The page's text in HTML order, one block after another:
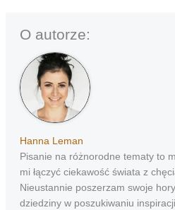
O autorze:
Hanna Leman
Pisanie na różnorodne tematy to
mi łączyć ciekawość świata z
Nieustannie poszerzam swoje
dziedziny w poszukiwaniu